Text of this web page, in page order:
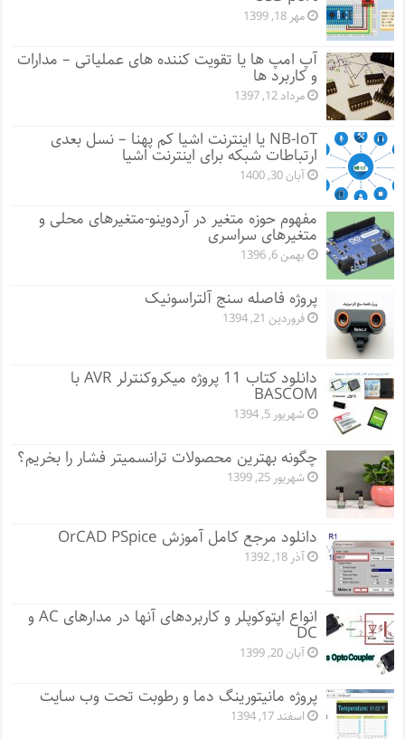
مهر 18, 1399
آپ امپ ها یا تقویت کننده های عملیاتی – مدارات
و کاربرد ها
مرداد 12, 1397
NB-IoT یا اینترنت اشیا کم پهنا – نسل بعدی
ارتباطات شبکه برای اینترنت اشیا
آبان 30, 1400
مفهوم حوزه متغیر در آردوینو-متغیرهای محلی و
متغیرهای سراسری
بهمن 6, 1396
پروژه فاصله سنج آلتراسونیک
فروردین 21, 1394
دانلود کتاب 11 پروژه میکروکنترلر AVR با
BASCOM
شهریور 5, 1394
چگونه بهترین محصولات ترانسمیتر فشار را بخریم؟
شهریور 25, 1399
دانلود مرجع کامل آموزش OrCAD PSpice
آذر 18, 1392
انواع اپتوکوپلر و کاربردهای آنها در مدارهای AC و
DC
آبان 20, 1399
پروژه مانيتورينگ دما و رطوبت تحت وب سایت
اسفند 17, 1394